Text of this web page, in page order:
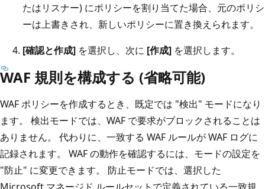
たはリスナー) にポリシーを割り当てた場合、元のポリシ
ーは上書きされ、新しいポリシーに置き換えられます。
[確認と作成] を選択し、次に [作成] を選択します。
WAF 規則を構成する (省略可能)
WAF ポリシーを作成するとき、既定では "検出" モードになり
ます。
検出モードでは、WAF で要求がブロックされることは
ありません。 代わりに、一致する WAF ルールが WAF ログに
記録されます。 WAF の動作を確認するには、モードの設定を
"防止" に変更できます。
防止モードでは、選択した
Microsoft マネージド ルールセットで定義されている一致規